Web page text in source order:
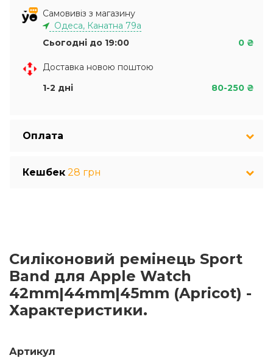
Самовивіз з магазину
Одеса, Канатна 79а
Сьогодні до 19:00
0 ₴
Доставка новою поштою
1-2 дні
80-250 ₴
Оплата
Кешбек 28 грн
Силіконовий ремінець Sport
Band для Apple Watch
42mm|44mm|45mm (Apricot) -
Характеристики.
Артикул